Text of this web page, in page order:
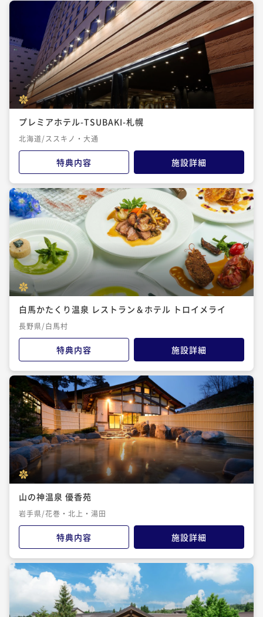
プレミアホテル-TSUBAKI-札幌
北海道/ススキノ・大通
特典内容 施設詳細
白馬かたくり温泉 レストラン＆ホテル トロイメライ
長野県/白馬村
特典内容 施設詳細
山の神温泉 優香苑
岩手県/花巻・北上・湯田
特典内容 施設詳細